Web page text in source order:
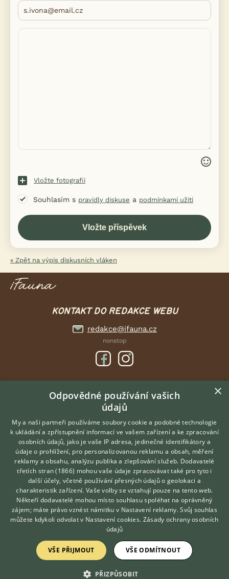
Vložte fotografii
Souhlasím s pravidly diskuse a podmínkami užití
« Zpět na výpis diskusních vláken
KONTAKT DO REDAKCE WEBU
redakce@ifauna.cz
nonstop
DOMOVSKÁ STRÁNKA
INZERCE
DISKUSE
ČLÁNKY
O nás
Kontakt
Možnosti zvýraznění inzerátů
Podmínky užití
Zpracování osobních údajů
Přihlášení
Registrace
Hledáte zvířecího kamaráda?
Zdarma vám poradí
VETERINÁŘ ONLINE
KONZULTOVAT S
VETERINÁŘEM
×
Odpovědné používání vašich
údajů
My a naši partneři používáme soubory cookie a podobné technologie
k ukládání a zpřístupnění informací ve vašem zařízení a ke zpracování
osobních údajů, jako je vaše IP adresa, jedinečné identifikátory a
údaje o prohlížení, pro personalizovanou reklamu a obsah, měření
reklamy a obsahu, analýzu publika a zlepšování služeb. Dodavatelé
třetích stran (1866) mohou vaše údaje zpracovávat také pro tyto i
další účely, včetně používání přesných údajů o geolokaci a
charakteristik zařízení. Vaše volby se vztahují pouze na tento web.
Někteří dodavatelé mohou místo souhlasu spoléhat na oprávněný
zájem; máte právo vznést námitku v Nastavení reklamy. Svůj souhlas
můžete kdykoli odvolat v Nastavení cookies. Zásady ochrany osobních
údajů
VŠE PŘIJMOUT VŠE ODMÍTNOUT
PŘIZPŮSOBIT